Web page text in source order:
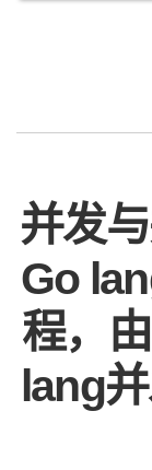
并发
Go
程，
lang